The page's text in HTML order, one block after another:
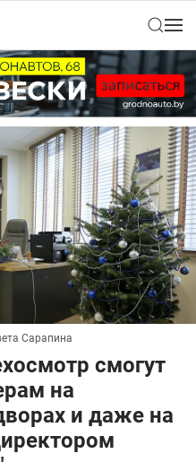
Сарапина
смогут
на
и даже на